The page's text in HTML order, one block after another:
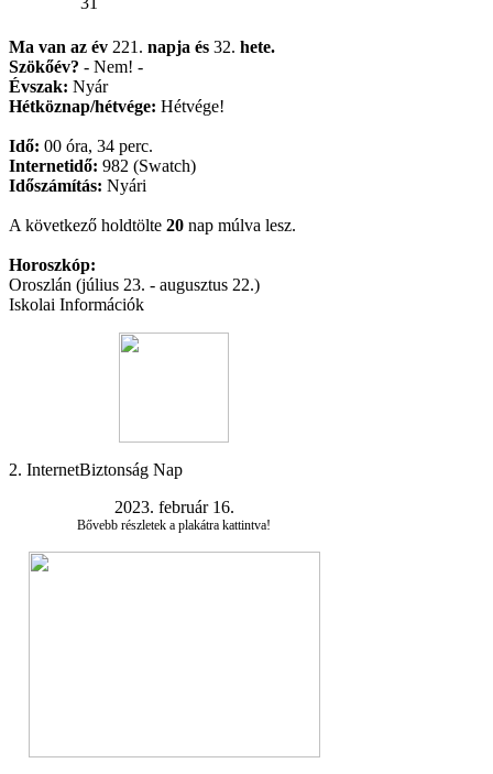
Ma van az év 221. napja és 32. hete.
Szökőév? - Nem! -
Évszak: Nyár
Hétköznap/hétvége: Hétvége!
Idő: 00 óra, 34 perc.
Internetidő: 982 (Swatch)
Időszámítás: Nyári
A következő holdtölte 20 nap múlva lesz.
Horoszkóp:
Oroszlán (július 23. - augusztus 22.)
Iskolai Információk
2. InternetBiztonság Nap
2023. február 16.
Bővebb részletek a plakátra kattintva!